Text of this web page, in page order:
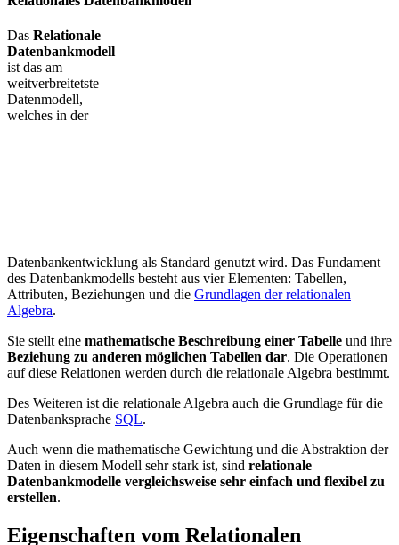
Das Relationale
Datenbankmodell
ist das am
weitverbreitetste
Datenmodell,
welches in der
Datenbankentwicklung als Standard genutzt wird. Das Fundament
des Datenbankmodells besteht aus vier Elementen: Tabellen,
Attributen, Beziehungen und die Grundlagen der relationalen
Algebra.
Sie stellt eine mathematische Beschreibung einer Tabelle und ihre
Beziehung zu anderen möglichen Tabellen dar. Die Operationen
auf diese Relationen werden durch die relationale Algebra bestimmt.
Des Weiteren ist die relationale Algebra auch die Grundlage für die
Datenbanksprache SQL.
Auch wenn die mathematische Gewichtung und die Abstraktion der
Daten in diesem Modell sehr stark ist, sind relationale
Datenbankmodelle vergleichsweise sehr einfach und flexibel zu
erstellen.
Eigenschaften vom Relationalen